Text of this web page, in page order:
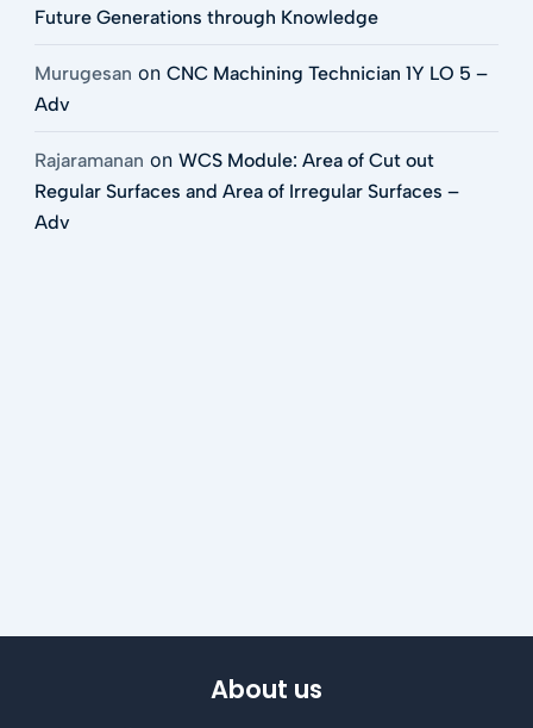
Future Generations through Knowledge
Murugesan on CNC Machining Technician 1Y LO 5 –
Adv
Rajaramanan on WCS Module: Area of Cut out
Regular Surfaces and Area of Irregular Surfaces –
Adv
About us